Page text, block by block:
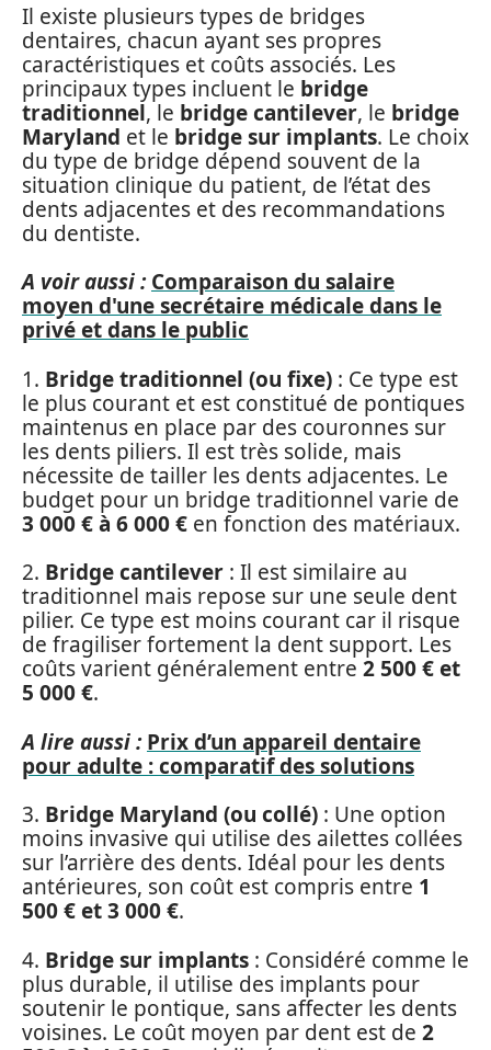
Il existe plusieurs types de bridges
dentaires, chacun ayant ses propres
caractéristiques et coûts associés. Les
principaux types incluent le bridge
traditionnel, le bridge cantilever, le bridge
Maryland et le bridge sur implants. Le choix
du type de bridge dépend souvent de la
situation clinique du patient, de l’état des
dents adjacentes et des recommandations
du dentiste.
A voir aussi : Comparaison du salaire
moyen d'une secrétaire médicale dans le
privé et dans le public
1. Bridge traditionnel (ou fixe) : Ce type est
le plus courant et est constitué de pontiques
maintenus en place par des couronnes sur
les dents piliers. Il est très solide, mais
nécessite de tailler les dents adjacentes. Le
budget pour un bridge traditionnel varie de
3 000 € à 6 000 € en fonction des matériaux.
2. Bridge cantilever : Il est similaire au
traditionnel mais repose sur une seule dent
pilier. Ce type est moins courant car il risque
de fragiliser fortement la dent support. Les
coûts varient généralement entre 2 500 € et
5 000 €.
A lire aussi : Prix d’un appareil dentaire
pour adulte : comparatif des solutions
3. Bridge Maryland (ou collé) : Une option
moins invasive qui utilise des ailettes collées
sur l’arrière des dents. Idéal pour les dents
antérieures, son coût est compris entre 1
500 € et 3 000 €.
4. Bridge sur implants : Considéré comme le
plus durable, il utilise des implants pour
soutenir le pontique, sans affecter les dents
voisines. Le coût moyen par dent est de 2